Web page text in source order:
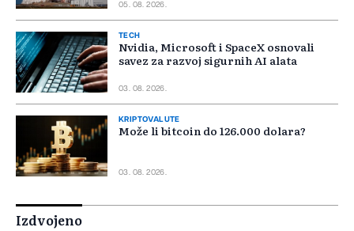
05. 08. 2026.
TECH
Nvidia, Microsoft i SpaceX osnovali
savez za razvoj sigurnih AI alata
03. 08. 2026.
KRIPTOVALUTE
Može li bitcoin do 126.000 dolara?
03. 08. 2026.
Izdvojeno